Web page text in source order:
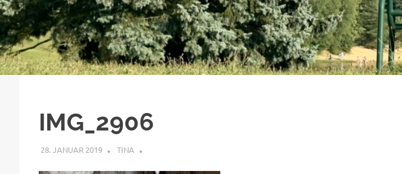
IMG_2906
28. JANUAR 2019 TINA